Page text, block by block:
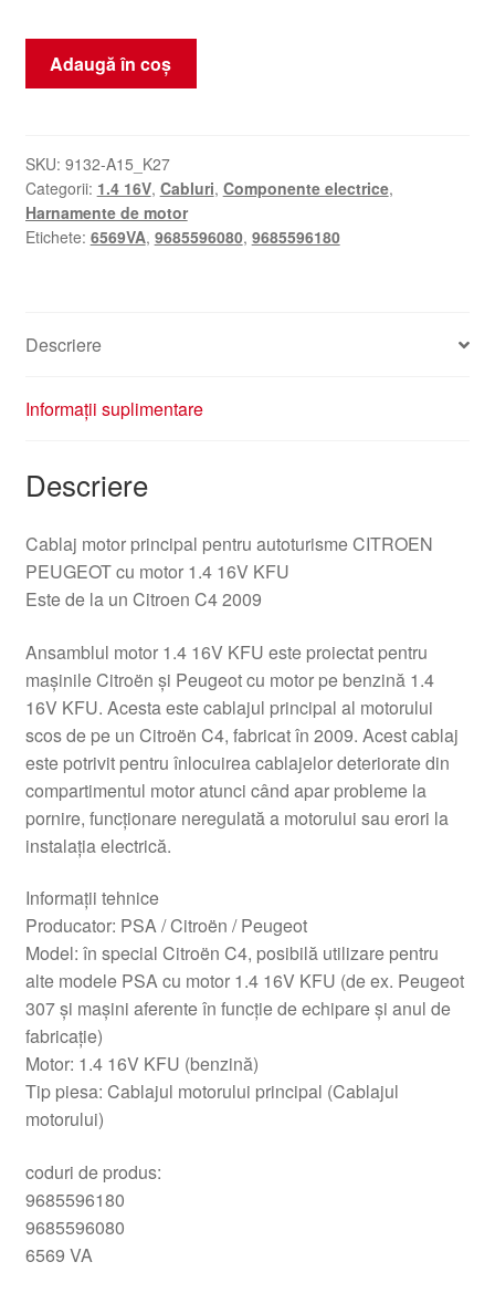
Cantitate
Cablaj
16V
KFU
Citroën
Peugeot
Adaugă în coș
SKU: 9132-A15_K27
Categorii: 1.4 16V, Cabluri, Componente electrice,
Harnamente de motor
Etichete: 6569VA, 9685596080, 9685596180
Descriere
Informații suplimentare
Descriere
Cablaj motor principal pentru autoturisme CITROEN
PEUGEOT cu motor 1.4 16V KFU
Este de la un Citroen C4 2009
Ansamblul motor 1.4 16V KFU este proiectat pentru
mașinile Citroën și Peugeot cu motor pe benzină 1.4
16V KFU. Acesta este cablajul principal al motorului
scos de pe un Citroën C4, fabricat în 2009. Acest cablaj
este potrivit pentru înlocuirea cablajelor deteriorate din
compartimentul motor atunci când apar probleme la
pornire, funcționare neregulată a motorului sau erori la
instalația electrică.
Informații tehnice
Producator: PSA / Citroën / Peugeot
Model: în special Citroën C4, posibilă utilizare pentru
alte modele PSA cu motor 1.4 16V KFU (de ex. Peugeot
307 și mașini aferente în funcție de echipare și anul de
fabricație)
Motor: 1.4 16V KFU (benzină)
Tip piesa: Cablajul motorului principal (Cablajul
motorului)
coduri de produs:
9685596180
9685596080
6569 VA